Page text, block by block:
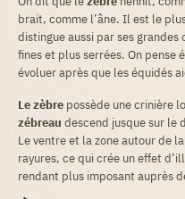
brait, comme l’âne. Il est le
distingue aussi par ses
fines et plus serrées. On pense
évoluer après que les équidés
Le zèbre possède une crinière
zébreau descend jusque sur le
Le ventre et la zone autour de
rayures, ce qui crée un effet
rendant plus imposant auprès